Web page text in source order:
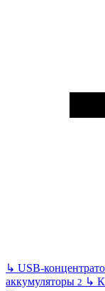
↳ USB-
аккумуляторы 2 ↳